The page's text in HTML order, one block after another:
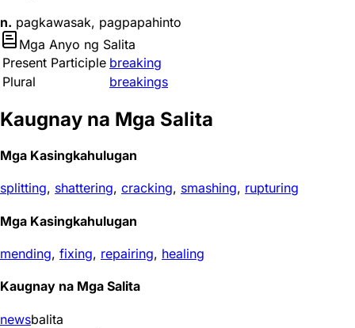
n. pagkawasak, pagpapahinto
Mga Anyo ng Salita
Present Participle breaking
Plural
breakings
Kaugnay na Mga Salita
Mga Kasingkahulugan
splitting, shattering, cracking, smashing, rupturing
Mga Kasingkahulugan
mending, fixing, repairing, healing
Kaugnay na Mga Salita
newsbalita